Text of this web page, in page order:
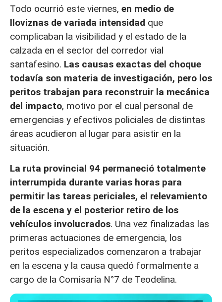
Todo ocurrió este viernes, en medio de
lloviznas de variada intensidad que
complicaban la visibilidad y el estado de la
calzada en el sector del corredor vial
santafesino. Las causas exactas del choque
todavía son materia de investigación, pero los
peritos trabajan para reconstruir la mecánica
del impacto, motivo por el cual personal de
emergencias y efectivos policiales de distintas
áreas acudieron al lugar para asistir en la
situación.
La ruta provincial 94 permaneció totalmente
interrumpida durante varias horas para
permitir las tareas periciales, el relevamiento
de la escena y el posterior retiro de los
vehículos involucrados. Una vez finalizadas las
primeras actuaciones de emergencia, los
peritos especializados comenzaron a trabajar
en la escena y la causa quedó formalmente a
cargo de la Comisaría N°7 de Teodelina.